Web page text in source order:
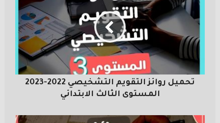
تحميل روائز التقويم التشخيصي 2022-2023
المستوى الثالث الابتدائي